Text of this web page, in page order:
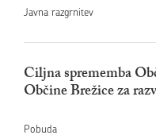
Javna razgrnitev
Ciljna sprememba
Občine Brežice za
Pobuda